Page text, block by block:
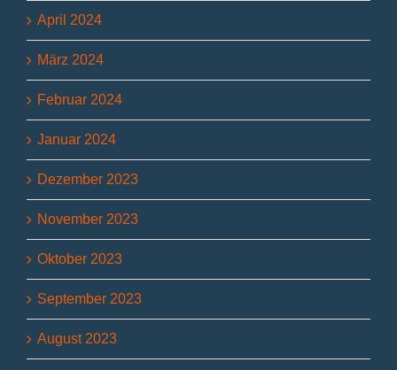
April 2024
März 2024
Februar 2024
Januar 2024
Dezember 2023
November 2023
Oktober 2023
September 2023
August 2023